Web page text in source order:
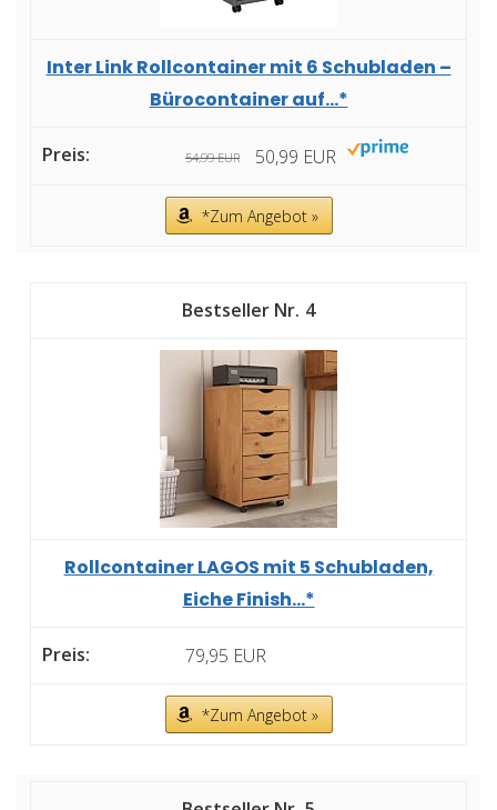
Inter Link Rollcontainer mit 6 Schubladen –
Bürocontainer auf...*
54,99 EUR 50,99 EUR
*Zum Angebot »
4
Rollcontainer LAGOS mit 5 Schubladen,
Eiche Finish...*
79,95 EUR
*Zum Angebot »